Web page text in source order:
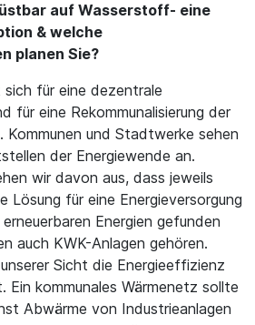
auf Wasserstoff- eine
& welche
planen Sie?
für eine dezentrale
für eine Rekommunalisierung der
Kommunen und Stadtwerke sehen
der Energiewende an.
wir davon aus, dass jeweils
Lösung für eine Energieversorgung
Energien gefunden
auch KWK-Anlagen gehören.
Sicht die Energieeffizienz
Ein kommunales Wärmenetz sollte
Abwärme von Industrieanlagen